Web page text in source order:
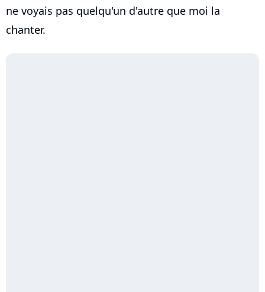
ne voyais pas quelqu'un d'autre que moi la
chanter.